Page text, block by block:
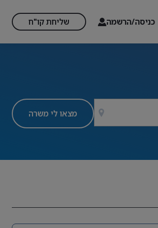
כניסה/הרשמה שליחת קו"ח
מצאו לי משרה